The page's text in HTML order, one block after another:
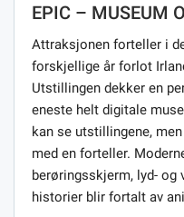
EPIC – MUSEUM
Attraksjonen forteller i
forskjellige år forlot
Utstillingen dekker en
eneste helt digitale
kan se utstillingene,
med en forteller.
berøringsskjerm, lyd- og
historier blir fortalt av